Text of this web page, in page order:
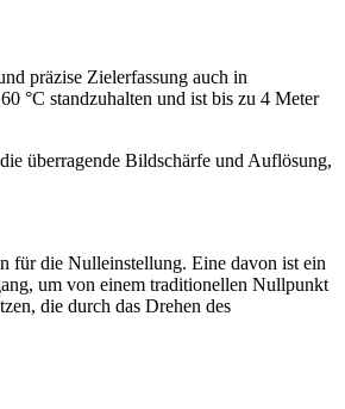
präzise Zielerfassung auch in
°C standzuhalten und ist bis zu 4 Meter
überragende Bildschärfe und Auflösung,
für die Nulleinstellung. Eine davon ist ein
um von einem traditionellen Nullpunkt
die durch das Drehen des